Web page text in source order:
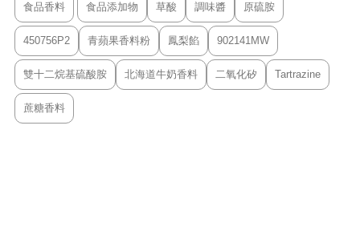
食品香料 食品添加物 草酸 調味醬 原硫胺
450756P2 青蘋果香料粉 鳳梨餡 902141MW
雙十二烷基硫酸胺 北海道牛奶香料 二氧化矽 Tartrazine
蔗糖香料